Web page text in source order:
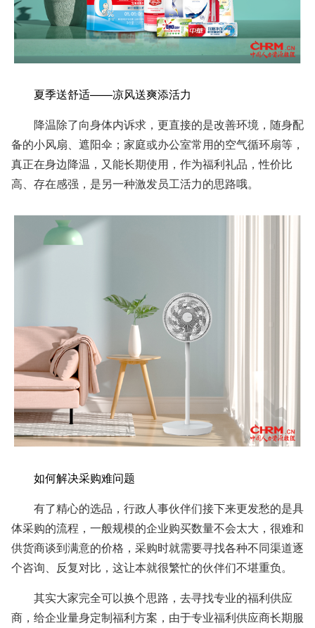
夏季送舒适——凉风送爽添活力
降温除了向身体内诉求，更直接的是改善环境， 随身配
备的小风扇、 遮阳伞 ； 家庭或办公室常用的空气循环扇等 ，
真正在身边降温 ， 又能长期使用，作为福利礼品，性价比
高、存在感强，是另一种激发员工活力的思路哦。
如何解决采购难问题
有了精心的选品，行政人事伙伴们接下来更发愁的是具
体采购的流程，一般规模的企业购买数量不会太大，很难和
供货商谈到满意的价格，采购时就需要寻找各种不同渠道逐
个咨询、反复对比，这让本就很繁忙的伙伴们不堪重负。
其实大家完全可以换个思路，去寻找专业的福利供应
商，给企业量身定制福利方案，由于专业福利供应商长期服